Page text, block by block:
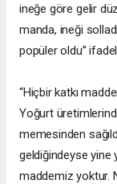
ineğe göre gelir
manda, ineği
popüler oldu”
“Hiçbir katkı
Yoğurt
memesinden
geldiğindeyse yine
maddemiz yoktur.